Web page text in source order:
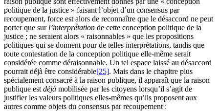
politique de la justice » faisant l’objet d’un consensus par
recoupement, force est alors de reconnaître que le désaccord ne peut
porter que sur l’interprétation de cette conception politique de la
justice ; ne seraient alors « raisonnables » que les propositions
politiques qui se donnent pour de telles interprétations, tandis que
toute contestation de la conception politique elle-même serait
considérée comme déraisonnable. Un tel espace laissé au désaccord
pourrait déjà être considérable[25]. Mais dans le chapitre plus
spécialement consacré à la raison publique, il apparaît que la raison
publique est déjà mobilisée par les citoyens lorsqu’il s’agit de
justifier les valeurs politiques elles-mêmes qu’ils proposent aux
autres comme objets du consensus par recoupement :